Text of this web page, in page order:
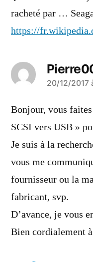
racheté par …
https://
a
dit :
20/12/2017
Bonjour, vous
SCSI vers USB »
Je suis à la
vous me
fournisseur ou la
fabricant, svp.
D’avance, je vous
Bien cordialement